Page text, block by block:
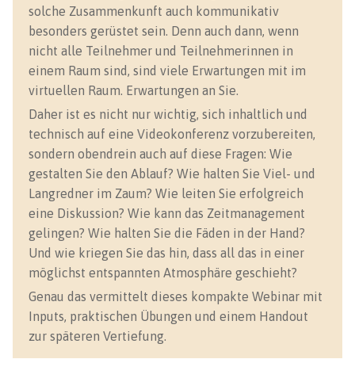
solche Zusammenkunft auch kommunikativ
besonders gerüstet sein. Denn auch dann, wenn
nicht alle Teilnehmer und Teilnehmerinnen in
einem Raum sind, sind viele Erwartungen mit im
virtuellen Raum. Erwartungen an Sie.
Daher ist es nicht nur wichtig, sich inhaltlich und
technisch auf eine Videokonferenz vorzubereiten,
sondern obendrein auch auf diese Fragen: Wie
gestalten Sie den Ablauf? Wie halten Sie Viel- und
Langredner im Zaum? Wie leiten Sie erfolgreich
eine Diskussion? Wie kann das Zeitmanagement
gelingen? Wie halten Sie die Fäden in der Hand?
Und wie kriegen Sie das hin, dass all das in einer
möglichst entspannten Atmosphäre geschieht?
Genau das vermittelt dieses kompakte Webinar mit
Inputs, praktischen Übungen und einem Handout
zur späteren Vertiefung.